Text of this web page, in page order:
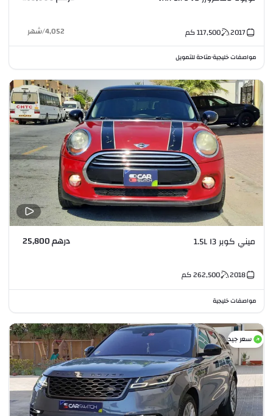
2017
117,500كم 4,052
/شهر
مواصفات خليجية•متاحة للتمويل
ميني كوبر 1.5L I3 درهم 25,800
2018
262,500كم
مواصفات خليجية
سعر جيد